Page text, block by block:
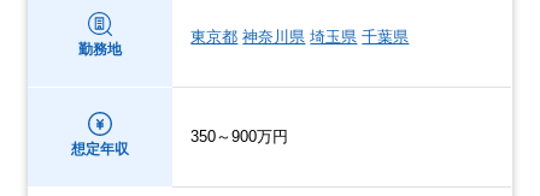
勤務地
東京都 神奈川県 埼玉県 千葉県
想定年収
350～900万円